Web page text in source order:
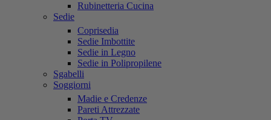
Rubinetteria Cucina
Sedie
Coprisedia
Sedie Imbottite
Sedie in Legno
Sedie in Polipropilene
Sgabelli
Soggiorni
Madie e Credenze
Pareti Attrezzate